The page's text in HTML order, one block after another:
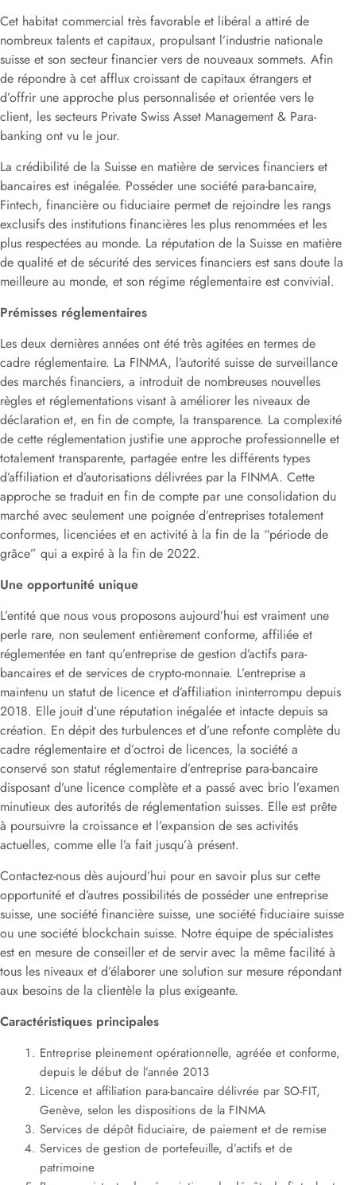
Cet habitat commercial très favorable et libéral a attiré de
nombreux talents et capitaux, propulsant l’industrie nationale
suisse et son secteur financier vers de nouveaux sommets. Afin
de répondre à cet afflux croissant de capitaux étrangers et
d’offrir une approche plus personnalisée et orientée vers le
client, les secteurs Private Swiss Asset Management & Para-
banking ont vu le jour.
La crédibilité de la Suisse en matière de services financiers et
bancaires est inégalée. Posséder une société para-bancaire,
Fintech, financière ou fiduciaire permet de rejoindre les rangs
exclusifs des institutions financières les plus renommées et les
plus respectées au monde. La réputation de la Suisse en matière
de qualité et de sécurité des services financiers est sans doute la
meilleure au monde, et son régime réglementaire est convivial.
Prémisses réglementaires
Les deux dernières années ont été très agitées en termes de
cadre réglementaire. La FINMA, l’autorité suisse de surveillance
des marchés financiers, a introduit de nombreuses nouvelles
règles et réglementations visant à améliorer les niveaux de
déclaration et, en fin de compte, la transparence. La complexité
de cette réglementation justifie une approche professionnelle et
totalement transparente, partagée entre les différents types
d’affiliation et d’autorisations délivrées par la FINMA. Cette
approche se traduit en fin de compte par une consolidation du
marché avec seulement une poignée d’entreprises totalement
conformes, licenciées et en activité à la fin de la “période de
grâce” qui a expiré à la fin de 2022.
Une opportunité unique
L’entité que nous vous proposons aujourd’hui est vraiment une
perle rare, non seulement entièrement conforme, affiliée et
réglementée en tant qu’entreprise de gestion d’actifs para-
bancaires et de services de crypto-monnaie. L’entreprise a
maintenu un statut de licence et d’affiliation ininterrompu depuis
2018. Elle jouit d’une réputation inégalée et intacte depuis sa
création. En dépit des turbulences et d’une refonte complète du
cadre réglementaire et d’octroi de licences, la société a
conservé son statut réglementaire d’entreprise para-bancaire
disposant d’une licence complète et a passé avec brio l’examen
minutieux des autorités de réglementation suisses. Elle est prête
à poursuivre la croissance et l’expansion de ses activités
actuelles, comme elle l’a fait jusqu’à présent.
Contactez-nous dès aujourd’hui pour en savoir plus sur cette
opportunité et d’autres possibilités de posséder une entreprise
suisse, une société financière suisse, une société fiduciaire suisse
ou une société blockchain suisse. Notre équipe de spécialistes
est en mesure de conseiller et de servir avec la même facilité à
tous les niveaux et d’élaborer une solution sur mesure répondant
aux besoins de la clientèle la plus exigeante.
Caractéristiques principales
Entreprise pleinement opérationnelle, agréée et conforme,
depuis le début de l’année 2013
Licence et affiliation para-bancaire délivrée par SO-FIT,
Genève, selon les dispositions de la FINMA
Services de dépôt fiduciaire, de paiement et de remise
Services de gestion de portefeuille, d’actifs et de
patrimoine